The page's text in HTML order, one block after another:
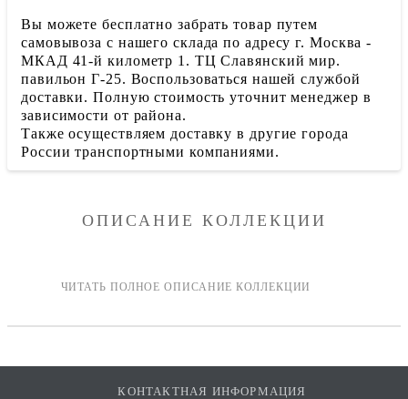
Вы можете бесплатно забрать товар путем
самовывоза с нашего склада по адресу г. Москва -
МКАД 41-й километр 1. ТЦ Славянский мир.
павильон Г-25. Воспользоваться нашей службой
доставки. Полную стоимость уточнит менеджер в
зависимости от района.
Также осуществляем доставку в другие города
России транспортными компаниями.
ОПИСАНИЕ КОЛЛЕКЦИИ
КОНТАКТНАЯ ИНФОРМАЦИЯ